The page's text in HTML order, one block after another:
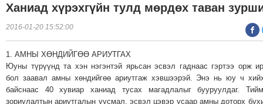
ЭРҮҮЛ
МЭНД
СПОРТ
БОЛОВСРОЛ
ENTERTAINMENT
ДЭЛХИЙН
Ханиад хүрэхгүйн тулд мөрдөх таван
2016-01-20 15:52:00
1. АМНЫ ХӨНДИЙГӨӨ АРИУТГАХ
Юуны түрүүнд та хэн нэгэнтэй ярьсан эсвэл гаднаас гэртээ орж
бол заавал амны хөндийгөө ариутгаж хэвшээрэй. Энэ нь юу ч
байснаас 40 хувиар ханиад тусах магадлалыг бууруулдаг.
зориулалтын ариутгалын уусмал, эсвэл цэвэр усаар амны доторх